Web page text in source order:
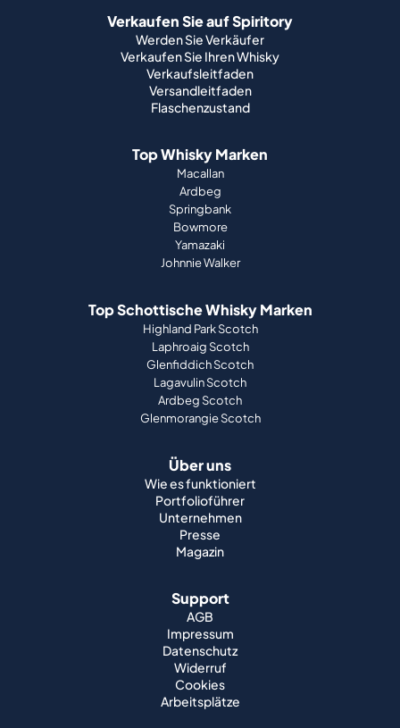
Verkaufen Sie auf Spiritory
Werden Sie Verkäufer
Verkaufen Sie Ihren Whisky
Verkaufsleitfaden
Versandleitfaden
Flaschenzustand
Top Whisky Marken
Macallan
Ardbeg
Springbank
Bowmore
Yamazaki
Johnnie Walker
Top Schottische Whisky Marken
Highland Park Scotch
Laphroaig Scotch
Glenfiddich Scotch
Lagavulin Scotch
Ardbeg Scotch
Glenmorangie Scotch
Über uns
Wie es funktioniert
Portfolioführer
Unternehmen
Presse
Magazin
Support
AGB
Impressum
Datenschutz
Widerruf
Cookies
Arbeitsplätze